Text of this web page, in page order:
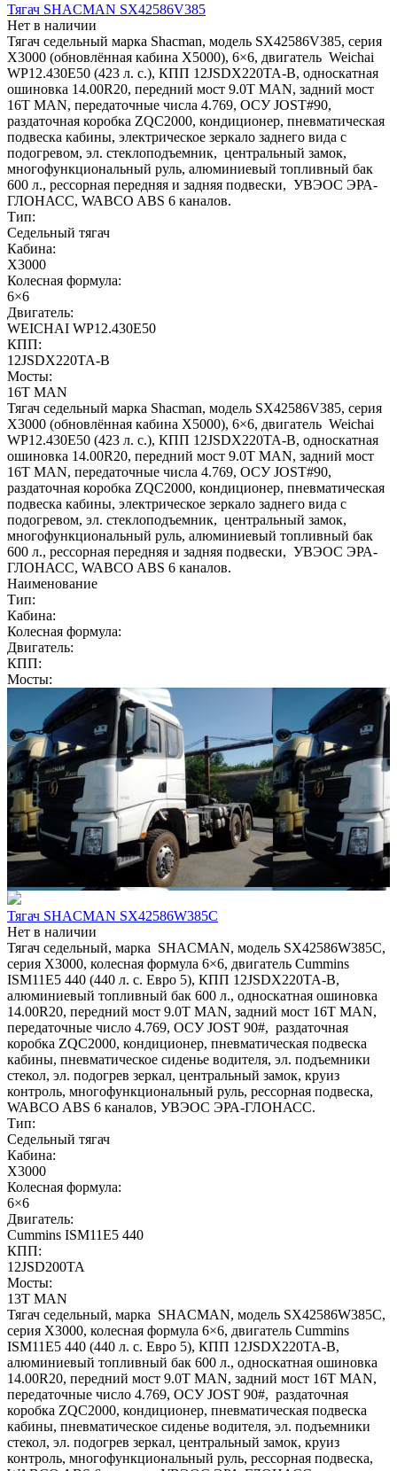
Тягач SHACMAN SX42586V385
Нет в наличии
Тягач седельный марка Shacman, модель SX42586V385, серия
Х3000 (обновлённая кабина X5000), 6×6, двигатель Weichai
WP12.430E50 (423 л. с.), КПП 12JSDX220TA-B, односкатная
ошиновка 14.00R20, передний мост 9.0T MAN, задний мост
16T MAN, передаточные числа 4.769, ОСУ JOST#90,
раздаточная коробка ZQC2000, кондиционер, пневматическая
подвеска кабины, электрическое зеркало заднего вида с
подогревом, эл. стеклоподъемник, центральный замок,
многофункциональный руль, алюминиевый топливный бак
600 л., рессорная передняя и задняя подвески, УВЭОС ЭРА-
ГЛОНАСС, WABCO ABS 6 каналов.
Тип:
Седельный тягач
Кабина:
X3000
Колесная формула:
6×6
Двигатель:
WEICHAI WP12.430E50
КПП:
12JSDX220TA-B
Мосты:
16T MAN
Тягач седельный марка Shacman, модель SX42586V385, серия
Х3000 (обновлённая кабина X5000), 6×6, двигатель Weichai
WP12.430E50 (423 л. с.), КПП 12JSDX220TA-B, односкатная
ошиновка 14.00R20, передний мост 9.0T MAN, задний мост
16T MAN, передаточные числа 4.769, ОСУ JOST#90,
раздаточная коробка ZQC2000, кондиционер, пневматическая
подвеска кабины, электрическое зеркало заднего вида с
подогревом, эл. стеклоподъемник, центральный замок,
многофункциональный руль, алюминиевый топливный бак
600 л., рессорная передняя и задняя подвески, УВЭОС ЭРА-
ГЛОНАСС, WABCO ABS 6 каналов.
Наименование
Тип:
Кабина:
Колесная формула:
Двигатель:
КПП:
Мосты:
Тягач SHACMAN SX42586W385C
Нет в наличии
Тягач седельный, марка SHACMAN, модель SX42586W385C,
серия Х3000, колесная формула 6×6, двигатель Cummins
ISM11E5 440 (440 л. с. Евро 5), КПП 12JSDX220TA-B,
алюминиевый топливный бак 600 л., односкатная ошиновка
14.00R20, передний мост 9.0T MAN, задний мост 16T MAN,
передаточные число 4.769, ОСУ JOST 90#, раздаточная
коробка ZQC2000, кондиционер, пневматическая подвеска
кабины, пневматическое сиденье водителя, эл. подъемники
стекол, эл. подогрев зеркал, центральный замок, круиз
контроль, многофункциональный руль, рессорная подвеска,
WABCO ABS 6 каналов, УВЭОС ЭРА-ГЛОНАСС.
Тип:
Седельный тягач
Кабина:
X3000
Колесная формула:
6×6
Двигатель:
Cummins ISM11E5 440
КПП:
12JSD200TA
Мосты:
13T MAN
Тягач седельный, марка SHACMAN, модель SX42586W385C,
серия Х3000, колесная формула 6×6, двигатель Cummins
ISM11E5 440 (440 л. с. Евро 5), КПП 12JSDX220TA-B,
алюминиевый топливный бак 600 л., односкатная ошиновка
14.00R20, передний мост 9.0T MAN, задний мост 16T MAN,
передаточные число 4.769, ОСУ JOST 90#, раздаточная
коробка ZQC2000, кондиционер, пневматическая подвеска
кабины, пневматическое сиденье водителя, эл. подъемники
стекол, эл. подогрев зеркал, центральный замок, круиз
контроль, многофункциональный руль, рессорная подвеска,